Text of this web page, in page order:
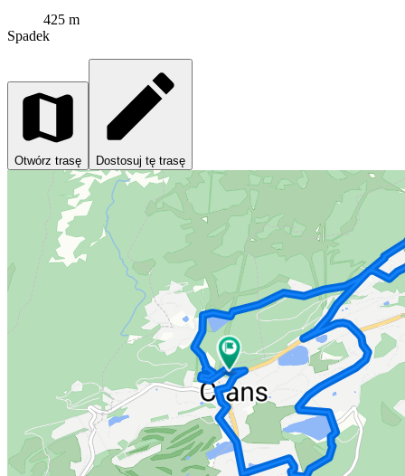
425 m
Spadek
Otwórz trasę Dostosuj tę trasę